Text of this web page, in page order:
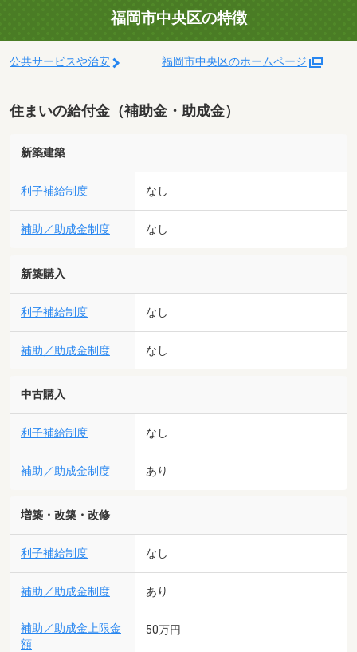
福岡市中央区の特徴
公共サービスや治安 福岡市中央区のホームページ
住まいの給付金（補助金・助成金）
新築建築
利子補給制度 なし
補助／助成金制度 なし
新築購入
利子補給制度 なし
補助／助成金制度 なし
中古購入
利子補給制度 なし
補助／助成金制度 あり
増築・改築・改修
利子補給制度 なし
補助／助成金制度 あり
補助／助成金上限金
額
50万円